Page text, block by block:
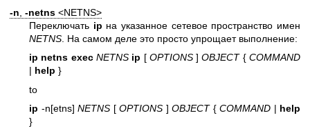
-n -netns <NETNS>
Переключать ip на указанное сетевое пространство имен
NETNS . На самом деле это просто упрощает выполнение:
ip netns exec NETNS ip [ OPTIONS]OBJECT{COMMAND
| help }
to
ip -n[etns] NETNS [ OPTIONS ] OBJECT{ COMMAND | help
}